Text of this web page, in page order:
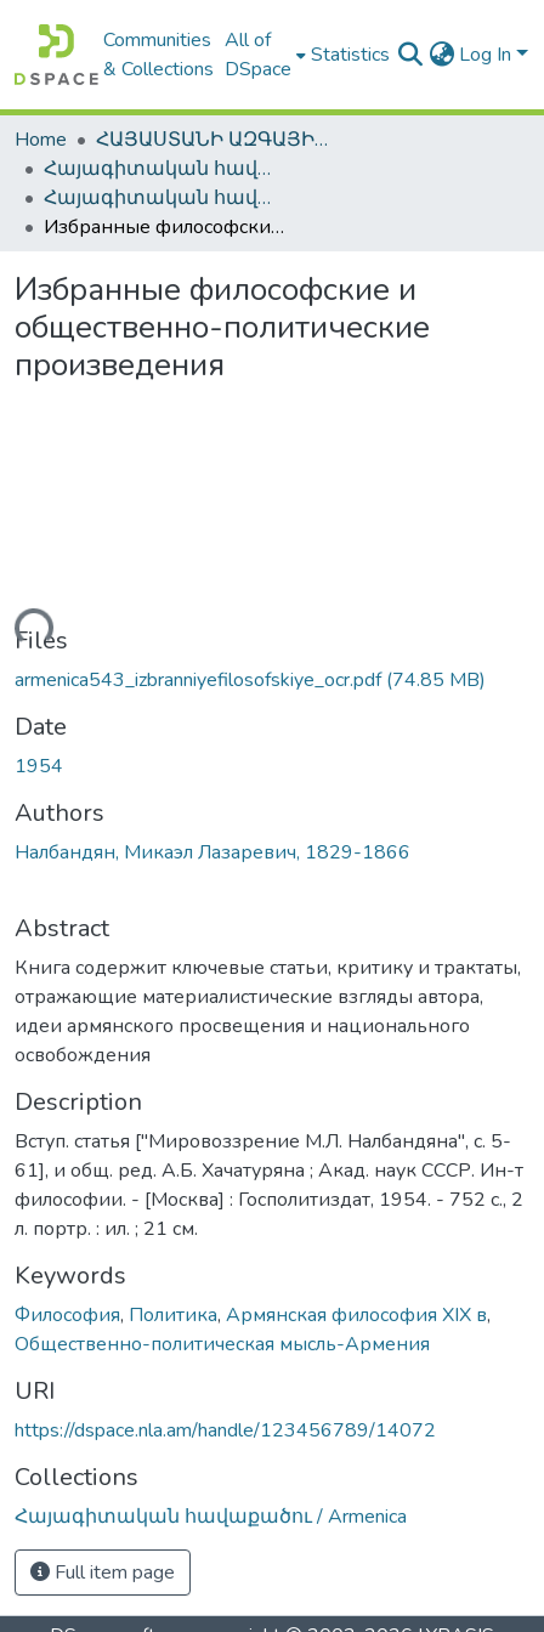
Communities
& Collections
All of
DSpace
Statistics Log In
Home
ՀԱՅԱՍՏԱՆԻ ԱԶԳԱՅԻՆ ԳՐԱԴԱՐԱՆԻ ԹՎԱՅԻՆ ՊԱՀՈՑ / DIGITAL REPOSITORY OF NLA
Հայագիտական հավաքածու / Armenica
Հայագիտական հավաքածու / Armenica
Избранные философские и общественно-политические произведения
Избранные философские и
общественно-политические
произведения
Files
armenica543_izbranniyefilosofskiye_ocr.pdf(74.85 MB)
Date
1954
Authors
Налбандян, Микаэл Лазаревич, 1829-1866
Abstract
Книга содержит ключевые статьи, критику и трактаты,
отражающие материалистические взгляды автора,
идеи армянского просвещения и национального
освобождения
Description
Вступ. статья ["Мировоззрение М.Л. Налбандяна", с. 5-
61], и общ. ред. А.Б. Хачатуряна ; Акад. наук СССР. Ин-т
философии. - [Москва] : Госполитиздат, 1954. - 752 с., 2
л. портр. : ил. ; 21 см.
Keywords
Философия, Политика, Армянская философия XIX в,
Общественно-политическая мысль-Армения
URI
https://dspace.nla.am/handle/123456789/14072
Collections
Հայագիտական հավաքածու / Armenica
Full item page